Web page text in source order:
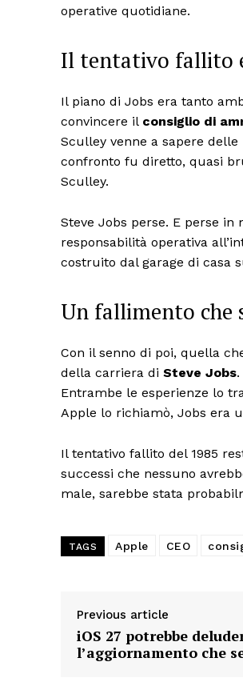
operative quotidiane.
Il tentativo fallito
Il piano di Jobs era tanto
convincere il consiglio di
Sculley venne a sapere
confronto fu diretto, quasi
Sculley.
Steve Jobs perse. E perse
responsabilità operativa
costruito dal garage di casa
Un fallimento che
Con il senno di poi, quella
della carriera di Steve Jobs
Entrambe le esperienze lo
Apple lo richiamò, Jobs era
Il tentativo fallito del 1985
successi che nessuno
male, sarebbe stata
TAGS Apple CEO
Previous article
iOS 27 potrebbe
l’aggiornamento che